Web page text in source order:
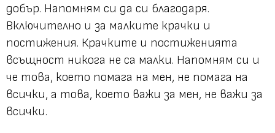
добър. Напомням си да си благодаря.
Включително и за малките крачки и
постижения. Крачките и постиженията
всъщност никога не са малки. Напомням си и
че това, което помага на мен, не помага на
всички, а това, което важи за мен, не важи за
всички.